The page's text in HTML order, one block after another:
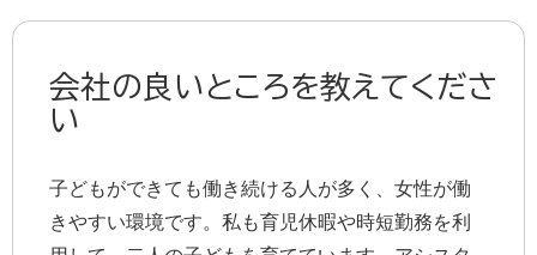
会社の良いところを教えてくださ
い
子どもができても働き続ける人が多く、女性が働
きやすい環境です。私も育児休暇や時短勤務を利